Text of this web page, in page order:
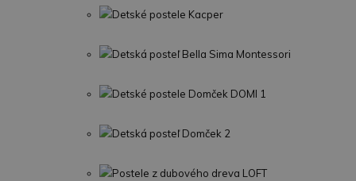
Detské postele Kacper
Detská posteľ Bella Sima Montessori
Detské postele Domček DOMI 1
Detská posteľ Domček 2
Postele z dubového dreva LOFT